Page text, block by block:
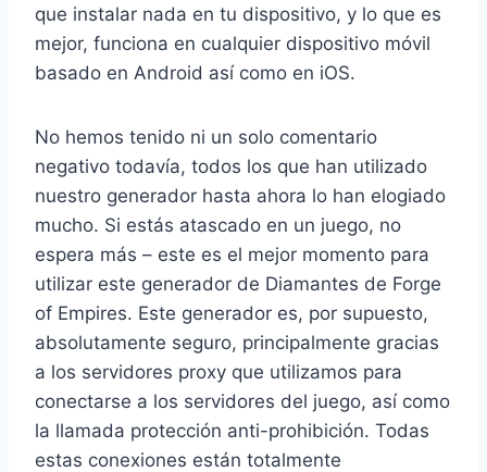
que instalar nada en tu dispositivo, y lo que es
mejor, funciona en cualquier dispositivo móvil
basado en Android así como en iOS.
No hemos tenido ni un solo comentario
negativo todavía, todos los que han utilizado
nuestro generador hasta ahora lo han elogiado
mucho. Si estás atascado en un juego, no
espera más – este es el mejor momento para
utilizar este generador de Diamantes de Forge
of Empires. Este generador es, por supuesto,
absolutamente seguro, principalmente gracias
a los servidores proxy que utilizamos para
conectarse a los servidores del juego, así como
la llamada protección anti-prohibición. Todas
estas conexiones están totalmente